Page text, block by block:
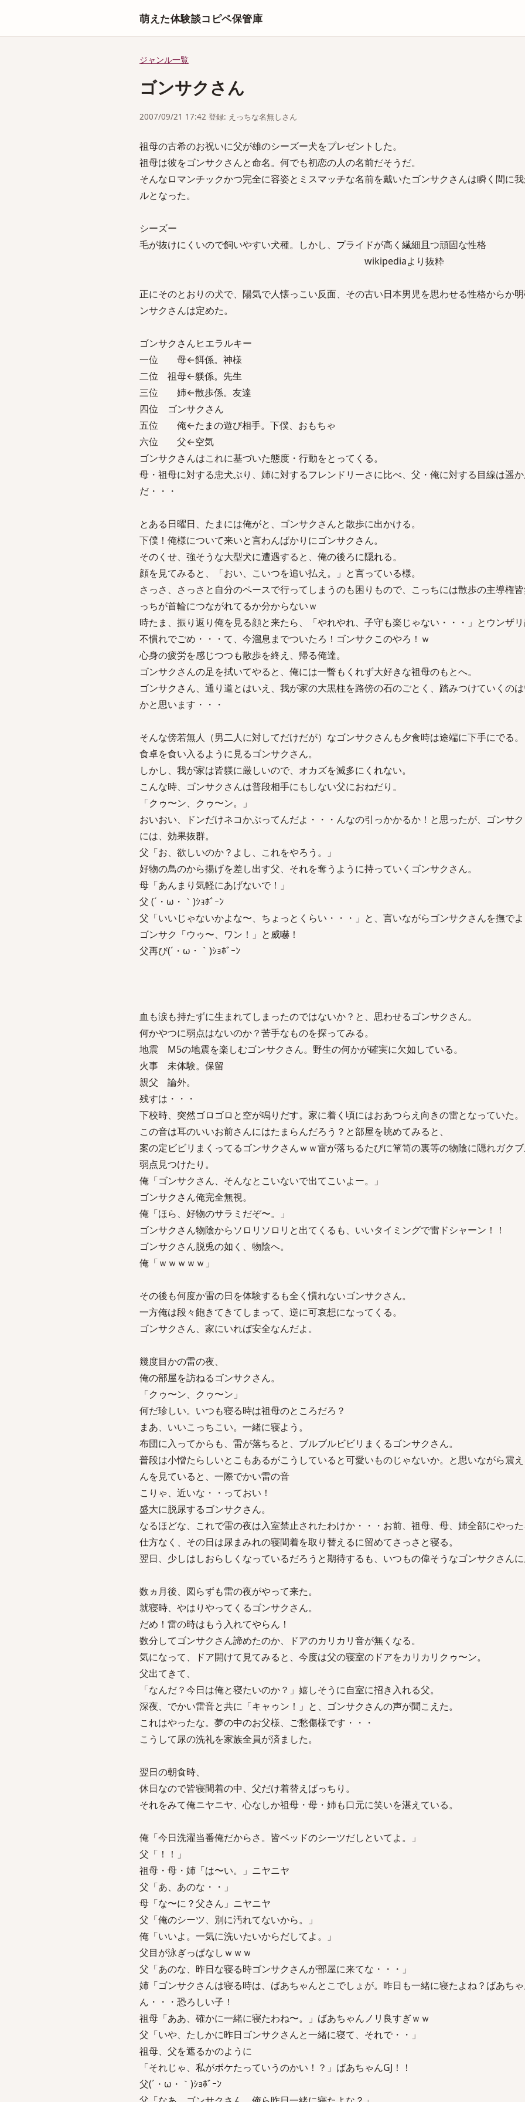
萌えた体験談コピペ保管庫
ジャンル一覧
ゴンサクさん
2007/09/21 17:42 登録: えっちな名無しさん
祖母の古希のお祝いに父が雄のシーズー犬をプレゼントした。
祖母は彼をゴンサクさんと命名。何でも初恋の人の名前だそうだ。
そんなロマンチックかつ完全に容姿とミスマッチな名前を戴いたゴンサクさんは瞬く間に
ルとなった。
シーズー
毛が抜けにくいので飼いやすい犬種。しかし、プライドが高く繊細且つ頑固な性格
wikipediaより抜粋
正にそのとおりの犬で、陽気で人懐っこい反面、その古い日本男児を思わせる性格からか
ンサクさんは定めた。
ゴンサクさんヒエラルキー
一位 母←餌係。神様
二位 祖母←躾係。先生
三位 姉←散歩係。友達
四位 ゴンサクさん
五位 俺←たまの遊び相手。下僕、おもちゃ
六位 父←空気
ゴンサクさんはこれに基づいた態度・行動をとってくる。
母・祖母に対する忠犬ぶり、姉に対するフレンドリーさに比べ、父・俺に対する目線は遥
だ・・・
とある日曜日、たまには俺がと、ゴンサクさんと散歩に出かける。
下僕！俺様について来いと言わんばかりにゴンサクさん。
そのくせ、強そうな大型犬に遭遇すると、俺の後ろに隠れる。
顔を見てみると、「おい、こいつを追い払え。」と言っている様。
さっさ、さっさと自分のペースで行ってしまうのも困りもので、こっちには散歩の主導権
っちが首輪につながれてるか分からないｗ
時たま、振り返り俺を見る顔と来たら、「やれやれ、子守も楽じゃない・・・」とウンザ
不慣れでごめ・・・て、今溜息までついたろ！ゴンサクこのやろ！ｗ
心身の疲労を感じつつも散歩を終え、帰る俺達。
ゴンサクさんの足を拭いてやると、俺には一瞥もくれず大好きな祖母のもとへ。
ゴンサクさん、通り道とはいえ、我が家の大黒柱を路傍の石のごとく、踏みつけていくの
かと思います・・・
そんな傍若無人（男二人に対してだけだが）なゴンサクさんも夕食時は途端に下手にでる。
食卓を食い入るように見るゴンサクさん。
しかし、我が家は皆躾に厳しいので、オカズを滅多にくれない。
こんな時、ゴンサクさんは普段相手にもしない父におねだり。
「クゥ〜ン、クゥ〜ン。」
おいおい、ドンだけネコかぶってんだよ・・・んなの引っかかるか！と思ったが、ゴンサ
には、効果抜群。
父「お、欲しいのか？よし、これをやろう。」
好物の鳥のから揚げを差し出す父、それを奪うように持っていくゴンサクさん。
母「あんまり気軽にあげないで！」
父 (´・ω・｀)ｼｮﾎﾞｰﾝ
父「いいじゃないかよな〜、ちょっとくらい・・・」と、言いながらゴンサクさんを撫で
ゴンサク「ウゥ〜、ワン！」と威嚇！
父再び(´・ω・｀)ｼｮﾎﾞｰﾝ
血も涙も持たずに生まれてしまったのではないか？と、思わせるゴンサクさん。
何かやつに弱点はないのか？苦手なものを探ってみる。
地震 M5の地震を楽しむゴンサクさん。野生の何かが確実に欠如している。
火事 未体験。保留
親父 論外。
残すは・・・
下校時、突然ゴロゴロと空が鳴りだす。家に着く頃にはおあつらえ向きの雷となっていた。
この音は耳のいいお前さんにはたまらんだろう？と部屋を眺めてみると、
案の定ビビリまくってるゴンサクさんｗｗ雷が落ちるたびに箪笥の裏等の物陰に隠れガク
弱点見つけたり。
俺「ゴンサクさん、そんなとこいないで出てこいよー。」
ゴンサクさん俺完全無視。
俺「ほら、好物のサラミだぞ〜。」
ゴンサクさん物陰からソロリソロリと出てくるも、いいタイミングで雷ドシャーン！！
ゴンサクさん脱兎の如く、物陰へ。
俺「ｗｗｗｗｗ」
その後も何度か雷の日を体験するも全く慣れないゴンサクさん。
一方俺は段々飽きてきてしまって、逆に可哀想になってくる。
ゴンサクさん、家にいれば安全なんだよ。
幾度目かの雷の夜、
俺の部屋を訪ねるゴンサクさん。
「クゥ〜ン、クゥ〜ン」
何だ珍しい。いつも寝る時は祖母のところだろ？
まあ、いいこっちこい。一緒に寝よう。
布団に入ってからも、雷が落ちると、ブルブルビビリまくるゴンサクさん。
普段は小憎たらしいとこもあるがこうしていると可愛いものじゃないか。と思いながら震
んを見ていると、一際でかい雷の音
こりゃ、近いな・・っておい！
盛大に脱尿するゴンサクさん。
なるほどな、これで雷の夜は入室禁止されたわけか・・・お前、祖母、母、姉全部にやっ
仕方なく、その日は尿まみれの寝間着を取り替えるに留めてさっさと寝る。
翌日、少しはしおらしくなっているだろうと期待するも、いつもの偉そうなゴンサクさん
数ヵ月後、図らずも雷の夜がやって来た。
就寝時、やはりやってくるゴンサクさん。
だめ！雷の時はもう入れてやらん！
数分してゴンサクさん諦めたのか、ドアのカリカリ音が無くなる。
気になって、ドア開けて見てみると、今度は父の寝室のドアをカリカリクゥ〜ン。
父出てきて、
「なんだ？今日は俺と寝たいのか？」嬉しそうに自室に招き入れる父。
深夜、でかい雷音と共に「キャゥン！」と、ゴンサクさんの声が聞こえた。
これはやったな。夢の中のお父様、ご愁傷様です・・・
こうして尿の洗礼を家族全員が済ました。
翌日の朝食時、
休日なので皆寝間着の中、父だけ着替えばっちり。
それをみて俺ニヤニヤ、心なしか祖母・母・姉も口元に笑いを湛えている。
俺「今日洗濯当番俺だからさ。皆ベッドのシーツだしといてよ。」
父「！！」
祖母・母・姉「は〜い。」ニヤニヤ
父「あ、あのな・・」
母「な〜に？父さん」ニヤニヤ
父「俺のシーツ、別に汚れてないから。」
俺「いいよ。一気に洗いたいからだしてよ。」
父目が泳ぎっぱなしｗｗｗ
父「あのな、昨日な寝る時ゴンサクさんが部屋に来てな・・・」
姉「ゴンサクさんは寝る時は、ばあちゃんとこでしょが。昨日も一緒に寝たよね？ばあち
ん・・・恐ろしい子！
祖母「ああ、確かに一緒に寝たわね〜。」ばあちゃんノリ良すぎｗｗ
父「いや、たしかに昨日ゴンサクさんと一緒に寝て、それで・・」
祖母、父を遮るかのように
「それじゃ、私がボケたっていうのかい！？」ばあちゃんGJ！！
父(´・ω・｀)ｼｮﾎﾞｰﾝ